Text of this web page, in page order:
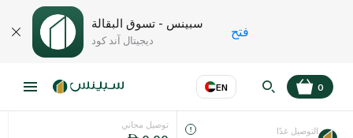
سبينس - تسوق البقالة
ديجيتال آند كود
فتح
EN
اللغة عر
0
توصيل مجاني
التوصيل غدًا